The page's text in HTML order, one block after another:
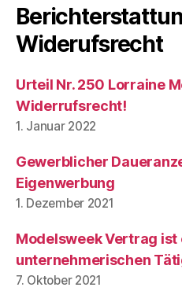
Widerufsrecht
Urteil Nr. 250 Lorraine
Widerrufsrecht!
1. Januar 2022
Gewerblicher
Eigenwerbung
1. Dezember 2021
Modelsweek Vertrag ist
unternehmerischen
7. Oktober 2021